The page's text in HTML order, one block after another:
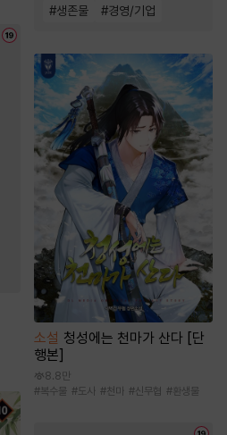
#생존물 #경영/기업
소설 청성에는 천마가 산다 [단
행본]
8.8만
#복수물 #도사 #천마 #신무협 #환생물